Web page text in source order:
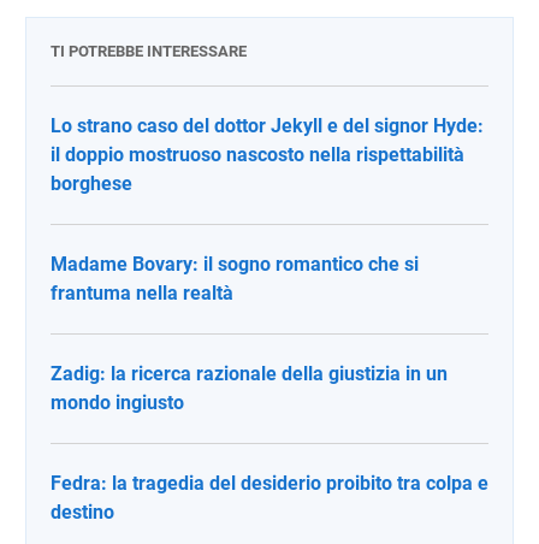
TI POTREBBE INTERESSARE
Lo strano caso del dottor Jekyll e del signor Hyde:
il doppio mostruoso nascosto nella rispettabilità
borghese
Madame Bovary: il sogno romantico che si
frantuma nella realtà
Zadig: la ricerca razionale della giustizia in un
mondo ingiusto
Fedra: la tragedia del desiderio proibito tra colpa e
destino